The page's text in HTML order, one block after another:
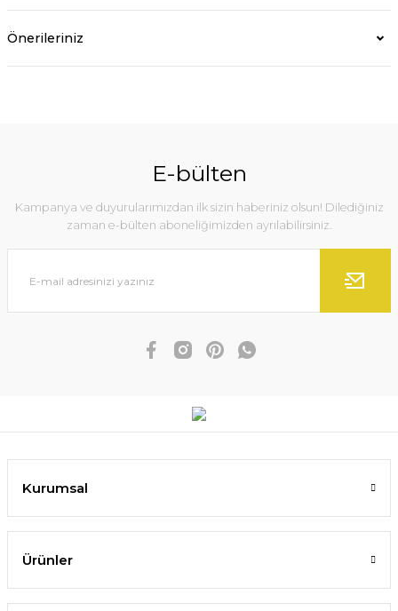
Önerileriniz
E-bülten
Kampanya ve duyurularımızdan ilk sizin haberiniz olsun! Dilediğiniz
zaman e-bülten aboneliğimizden ayrılabilirsiniz.
Kurumsal
Ürünler